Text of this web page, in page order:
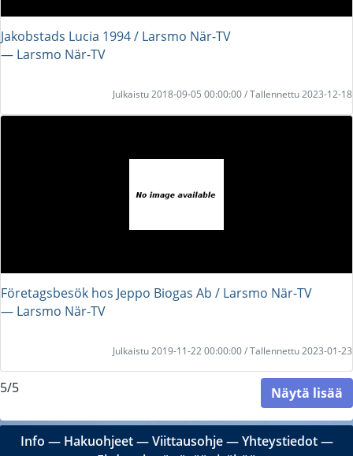
Jakobstads Lucia 1994 / Larsmo När-TV
― Larsmo När-TV
Julkaistu 2018-09-05 00:00:00 / Tallennettu 2023-12-18
Företagsbesök hos Jeppo Biogas Ab / Larsmo När-TV
― Larsmo När-TV
Julkaistu 2019-11-22 00:00:00 / Tallennettu 2023-01-23
5/5 Näytä lisää
Info ― Hakuohjeet―Viittausohje―Yhteystiedot―